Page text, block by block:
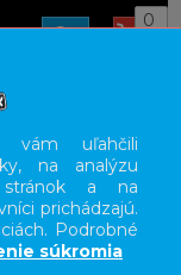
0
vám uľahčili
na analýzu
stránok a na
prichádzajú.
Podrobné
súkromia